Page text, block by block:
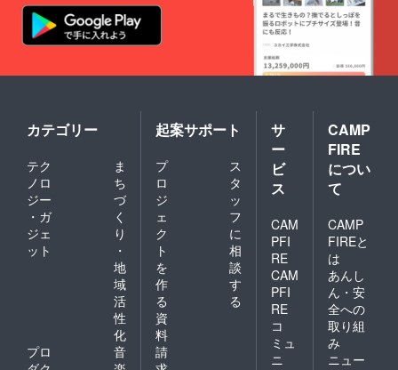
カテゴリー
テク
ノロ
ジー
・ガ
ジェ
ット
ま
ち
づ
く
り
・
地
域
活
性
化
プロ
音
起案サポート
プ
ロ
ジ
ェ
ク
ト
を
作
る
ス
タ
ッ
フ
に
相
談
す
る
資
料
請
サ
ー
ビ
ス
CAM
PFI
RE
CAM
PFI
RE
コ
ミュ
ニ
CAMP
FIRE
につい
て
CAMP
FIREと
は
あんし
ん・安
全への
取り組
み
ニュー